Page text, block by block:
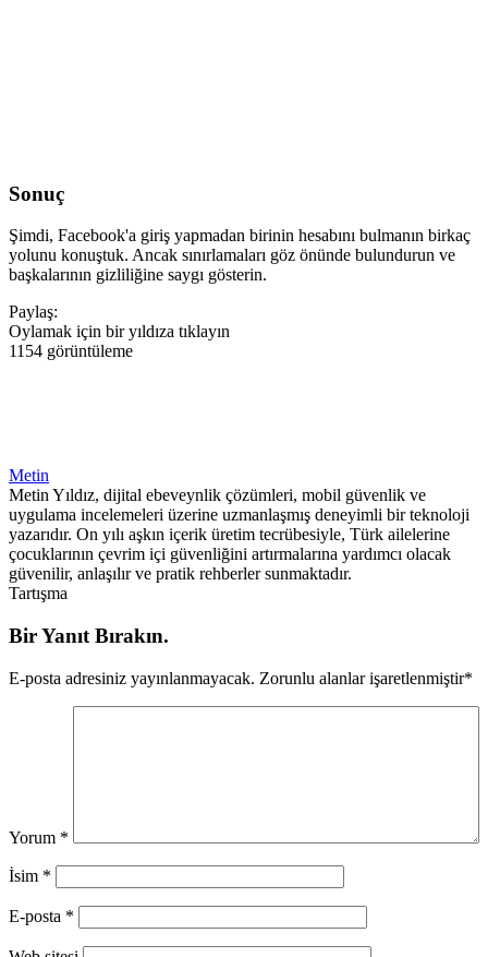
Sonuç
Şimdi, Facebook'a giriş yapmadan birinin hesabını bulmanın birkaç
yolunu konuştuk. Ancak sınırlamaları göz önünde bulundurun ve
başkalarının gizliliğine saygı gösterin.
Paylaş:
Oylamak için bir yıldıza tıklayın
1154 görüntüleme
Metin
Metin Yıldız, dijital ebeveynlik çözümleri, mobil güvenlik ve
uygulama incelemeleri üzerine uzmanlaşmış deneyimli bir teknoloji
yazarıdır. On yılı aşkın içerik üretim tecrübesiyle, Türk ailelerine
çocuklarının çevrim içi güvenliğini artırmalarına yardımcı olacak
güvenilir, anlaşılır ve pratik rehberler sunmaktadır.
Tartışma
Bir Yanıt Bırakın.
E-posta adresiniz yayınlanmayacak. Zorunlu alanlar işaretlenmiştir*
Yorum *
İsim *
E-posta *